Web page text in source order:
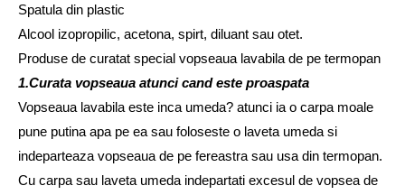
Spatula din plastic
Alcool izopropilic, acetona, spirt, diluant sau otet.
Produse de curatat special vopseaua lavabila de pe termopan
1.Curata vopseaua atunci cand este proaspata
Vopseaua lavabila este inca umeda? atunci ia o carpa moale
pune putina apa pe ea sau foloseste o laveta umeda si
indeparteaza vopseaua de pe fereastra sau usa din termopan.
Cu carpa sau laveta umeda indepartati excesul de vopsea de